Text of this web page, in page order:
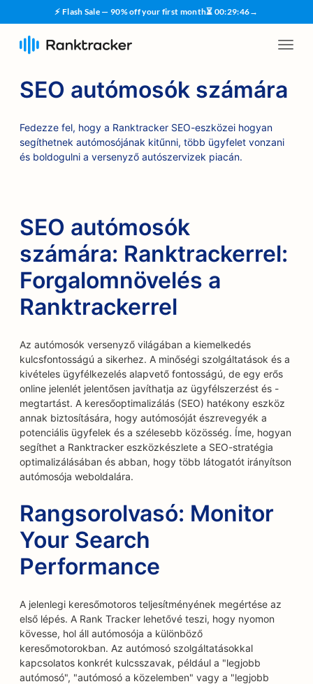
⚡ Flash Sale — 90% off your first month⏳ 00:29:45→
SEO autómosók számára
Fedezze fel, hogy a Ranktracker SEO-eszközei hogyan
segíthetnek autómosójának kitűnni, több ügyfelet vonzani
és boldogulni a versenyző autószervizek piacán.
SEO autómosók
számára: Ranktrackerrel:
Forgalomnövelés a
Ranktrackerrel
Az autómosók versenyző világában a kiemelkedés
kulcsfontosságú a sikerhez. A minőségi szolgáltatások és a
kivételes ügyfélkezelés alapvető fontosságú, de egy erős
online jelenlét jelentősen javíthatja az ügyfélszerzést és -
megtartást. A keresőoptimalizálás (SEO) hatékony eszköz
annak biztosítására, hogy autómosóját észrevegyék a
potenciális ügyfelek és a szélesebb közösség. Íme, hogyan
segíthet a Ranktracker eszközkészlete a SEO-stratégia
optimalizálásában és abban, hogy több látogatót irányítson
autómosója weboldalára.
Rangsorolvasó: Monitor
Your Search
Performance
A jelenlegi keresőmotoros teljesítményének megértése az
első lépés. A Rank Tracker lehetővé teszi, hogy nyomon
kövesse, hol áll autómosója a különböző
keresőmotorokban. Az autómosó szolgáltatásokkal
kapcsolatos konkrét kulcsszavak, például a "legjobb
autómosó", "autómosó a közelemben" vagy a "legjobb